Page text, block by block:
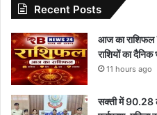
Recent Posts
आज का
राशियों का
11 hours ago
सक्ती में 90.28